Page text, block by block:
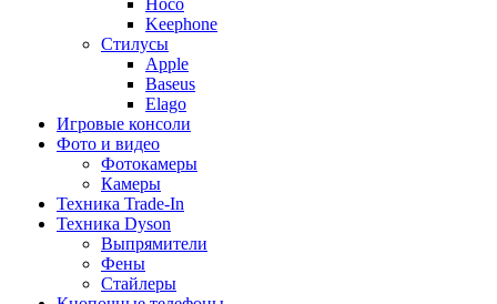
Hoco
Keephone
Стилусы
Apple
Baseus
Elago
Игровые консоли
Фото и видео
Фотокамеры
Камеры
Техника Trade-In
Техника Dyson
Выпрямители
Фены
Стайлеры